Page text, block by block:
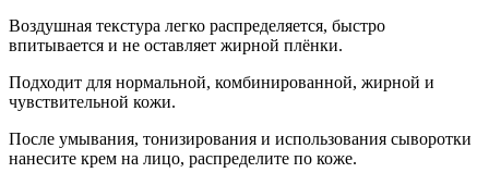
Воздушная текстура легко распределяется, быстро
впитывается и не оставляет жирной плёнки.
Подходит для нормальной, комбинированной, жирной и
чувствительной кожи.
После умывания, тонизирования и использования сыворотки
нанесите крем на лицо, распределите по коже.